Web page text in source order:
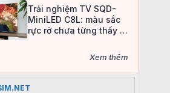
Trải nghiệm TV SQD-
MiniLED C8L: màu sắc
rực rỡ chưa từng thấy ở
Xem thêm